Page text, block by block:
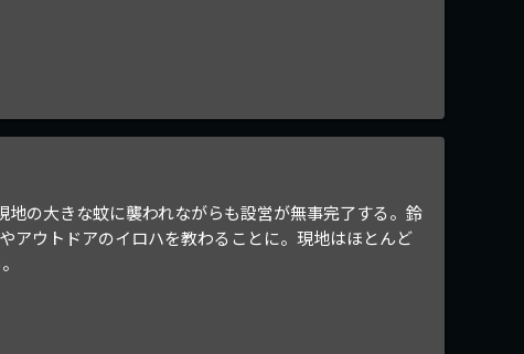
の大きな蚊に襲われながらも設営が無事完了する。鈴
アウトドアのイロハを教わることに。現地はほとんど